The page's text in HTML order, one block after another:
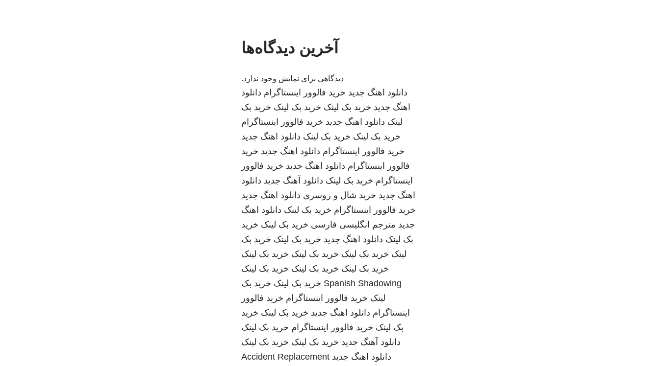
آخرین دیدگاه‌ها
دیدگاهی برای نمایش وجود ندارد.
دانلود اهنگ جدید خرید فالوور اینستاگرام دانلود
اهنگ جدید خرید بک لینک خرید بک لینک خرید بک
لینک دانلود اهنگ جدید خرید فالوور اینستاگرام
خرید بک لینک خرید بک لینک دانلود اهنگ جدید
خرید فالوور اینستاگرام دانلود اهنگ جدید خرید
فالوور اینستاگرام دانلود اهنگ جدید خرید فالوور
اینستاگرام خرید بک لینک دانلود آهنگ جدید دانلود
اهنگ جدید خرید شال و روسری دانلود اهنگ جدید
خرید فالوور اینستاگرام خرید بک لینک دانلود اهنگ
جدید مترجم انگلیسی فارسی خرید بک لینک خرید
بک لینک دانلود اهنگ جدید خرید بک لینک خرید بک
لینک خرید بک لینک خرید بک لینک خرید بک لینک
خرید بک لینک خرید بک لینک خرید بک لینک
Spanish Shadowing خرید بک لینک خرید بک
لینک خرید فالوور اینستاگرام خرید فالوور
اینستاگرام دانلود اهنگ جدید خرید بک لینک خرید
بک لینک خرید فالوور اینستاگرام خرید بک لینک
دانلود آهنگ جدید خرید بک لینک خرید بک لینک
دانلود اهنگ جدید Accident Replacement